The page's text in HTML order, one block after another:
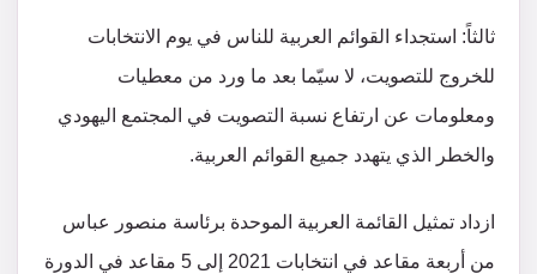
ثالثاً: استجداء القوائم العربية للناس في يوم الانتخابات
للخروج للتصويت، لا سيّما بعد ما ورد من معطيات
ومعلومات عن ارتفاع نسبة التصويت في المجتمع اليهودي
والخطر الذي يتهدد جميع القوائم العربية.
ازداد تمثيل القائمة العربية الموحدة برئاسة منصور عباس
من أربعة مقاعد في انتخابات 2021 إلى 5 مقاعد في الدورة